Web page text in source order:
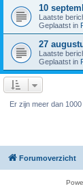
10
Laatste
Geplaatst in
27
Laatste
Geplaatst in
Er zijn meer dan
Forumoverzicht